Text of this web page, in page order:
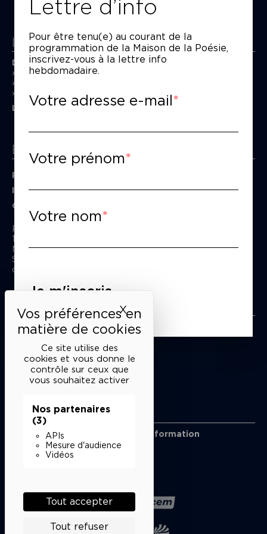
Ce site utilise des
cookies et vous donne le
contrôle sur ceux que
vous souhaitez activer
Nos partenaires
(3)
APIs
Mesure d'audience
Vidéos
Tout accepter
Tout refuser
XMasquer le bandeau des
La Maison de la Poésie
Découvrir
En photos
L’équipe
Espace pro
Privatiser une salle
Informations techniques
Contact presse
Passage Moliėre
157, rue Saint-Martin - 75003 Paris
M° Rambuteau - RER Les Halles
Standard tél : 01 44 54 53 00
du mardi au samedi de 15h à 18h
Liens utiles
Mentions légales
Conditions générales de vente
Cookies
Restons en lien
Inscrivez-vous à notre lettre d’information
Suivez-nous sur les réseaux
Lettre d’info
Pour être tenu(e) au courant de la
programmation de la Maison de la Poésie,
inscrivez-vous à la lettre info
hebdomadaire.
Votre adresse e-mail
Votre prénom
Votre nom
Je m'inscris